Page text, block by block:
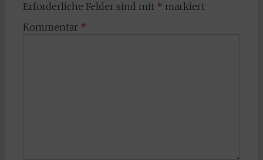
Erforderliche Felder sind mit * markiert
Kommentar *